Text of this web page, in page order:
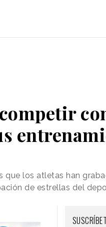
que los atletas han
de estrellas del